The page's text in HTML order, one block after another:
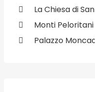
La Chiesa di
Monti Peloritani
Palazzo